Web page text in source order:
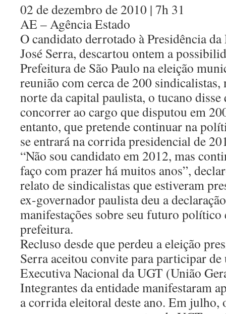
02 de dezembro de 2010 | 7h 31
AE – Agência Estado
O candidato derrotado à Presidência
José Serra, descartou ontem a
Prefeitura de São Paulo na eleição
reunião com cerca de 200 sindicalistas,
norte da capital paulista, o tucano disse
concorrer ao cargo que disputou em
entanto, que pretende continuar na
se entrará na corrida presidencial de
“Não sou candidato em 2012, mas
faço com prazer há muitos anos”,
relato de sindicalistas que estiveram
ex-governador paulista deu a
manifestações sobre seu futuro político
prefeitura.
Recluso desde que perdeu a eleição
Serra aceitou convite para participar de
Executiva Nacional da UGT (União
Integrantes da entidade manifestaram
a corrida eleitoral deste ano. Em julho,